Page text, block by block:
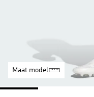
Maat model